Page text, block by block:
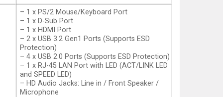
– 1 x PS/2 Mouse/Keyboard Port
– 1 x D-Sub Port
– 1 x HDMI Port
– 2 x USB 3.2 Gen1 Ports (Supports ESD
Protection)
– 4 x USB 2.0 Ports (Supports ESD Protection)
– 1 x RJ-45 LAN Port with LED (ACT/LINK LED
and SPEED LED)
– HD Audio Jacks: Line in / Front Speaker /
Microphone